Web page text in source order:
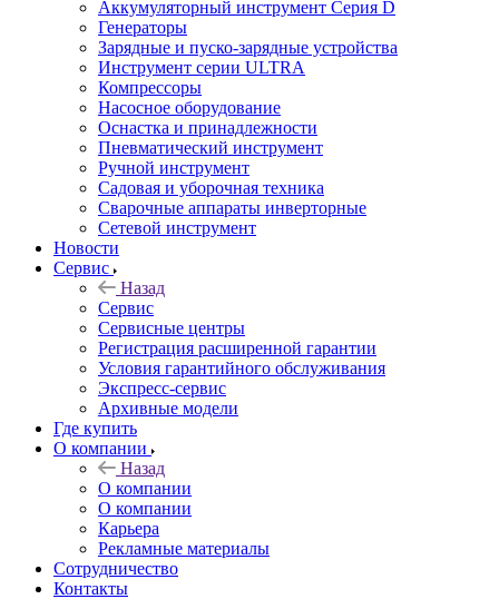
Аккумуляторный инструмент Серия D
Генераторы
Зарядные и пуско-зарядные устройства
Инструмент серии ULTRA
Компрессоры
Насосное оборудование
Оснастка и принадлежности
Пневматический инструмент
Ручной инструмент
Садовая и уборочная техника
Сварочные аппараты инверторные
Сетевой инструмент
Новости
Сервис
Назад
Сервис
Сервисные центры
Регистрация расширенной гарантии
Условия гарантийного обслуживания
Экспресс-сервис
Архивные модели
Где купить
О компании
Назад
О компании
О компании
Карьера
Рекламные материалы
Сотрудничество
Контакты